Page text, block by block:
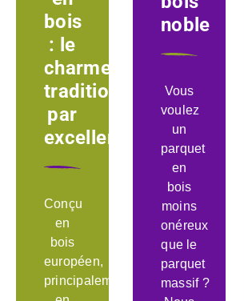
bois
: le
charme
traditionnel
par
excellence
Conçu
en
bois
européen,
principalement
noble
Vous
voulez
un
parquet
en
bois
moins
onéreux
que le
parquet
massif ?